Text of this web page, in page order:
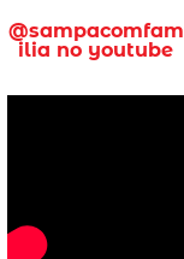
@sampacomfam
ilia no youtube